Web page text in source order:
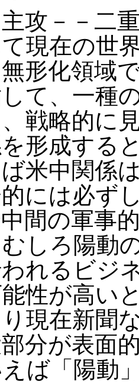
攻－－二
現在の世
形化領域
て、一種
戦略的に
形成する
米中関係
には必ず
間の軍事
しろ陽動
れるビジ
性が高い
現在新聞
分が表面
ば「陽動